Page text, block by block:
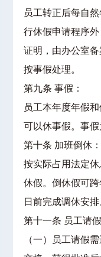
员工转正后每自
行休假申请程序
证明，由办公室
按事假处理。
第九条 事假：
员工本年度年假
可以休事假。事假
第十条 加班倒休：
按实际占用法定
休假。倒休假可
日前完成调休安排
第十一条 员工请
（一）员工请假